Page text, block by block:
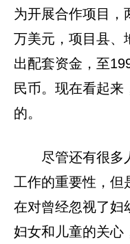
为开展合作项目，
万美元，项目县、
出配套资金，至
民币。现在看起来
的。
尽管还有很多
工作的重要性，但
在对曾经忽视了妇
妇女和儿童的关心